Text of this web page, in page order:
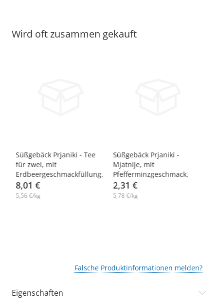
Wird oft zusammen gekauft
-10%
Süßgebäck Prjaniki - Tee
für zwei, mit
Erdbeergeschmackfüllung,
4 х 360 g
8,01 €
5,56 €/kg
Süßgebäck Prjaniki -
Mjatnije, mit
Pfefferminzgeschmack,
Steinhauer, 400 g
2,31 €
5,78 €/kg
Falsche Produktinformationen melden?
Eigenschaften